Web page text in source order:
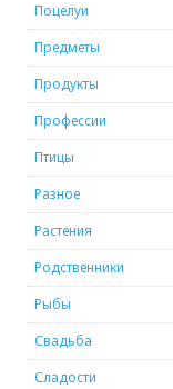
Поцелуи
Предметы
Продукты
Профессии
Птицы
Разное
Растения
Родственники
Рыбы
Свадьба
Сладости